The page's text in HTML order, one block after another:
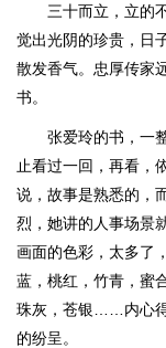
三十而立，立的
觉出光阴的珍贵，日
散发香气。忠厚传家
书。
张爱玲的书，一
止看过一回，再看，
说，故事是熟悉的，
烈，她讲的人事场景
画面的色彩，太多了
蓝，桃红，竹青，蜜
珠灰，苍银……内心
的纷呈。